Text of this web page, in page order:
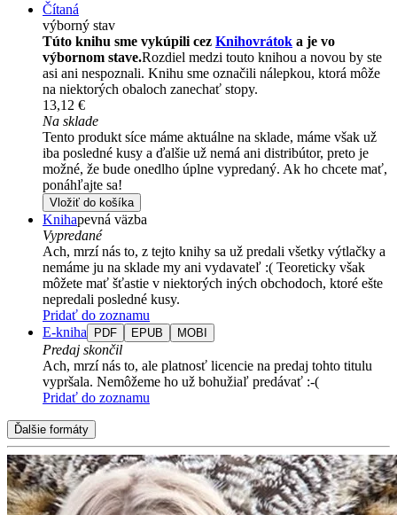
Čítaná
výborný stav
Túto knihu sme vykúpili cez Knihovrátok a je vo
výbornom stave.Rozdiel medzi touto knihou a novou by ste
asi ani nespoznali. Knihu sme označili nálepkou, ktorá môže
na niektorých obaloch zanechať stopy.
13,12 €
Na sklade
Tento produkt síce máme aktuálne na sklade, máme však už
iba posledné kusy a ďalšie už nemá ani distribútor, preto je
možné, že bude onedlho úplne vypredaný. Ak ho chcete mať,
ponáhľajte sa!
Vložiť do košíka
Knihapevná väzba
Vypredané
Ach, mrzí nás to, z tejto knihy sa už predali všetky výtlačky a
nemáme ju na sklade my ani vydavateľ :( Teoreticky však
môžete mať šťastie v niektorých iných obchodoch, ktoré ešte
nepredali posledné kusy.
Pridať do zoznamu
E-kniha
PDF EPUB MOBI
Predaj skončil
Ach, mrzí nás to, ale platnosť licencie na predaj tohto titulu
vypršala. Nemôžeme ho už bohužiaľ predávať :-(
Pridať do zoznamu
Ďalšie formáty